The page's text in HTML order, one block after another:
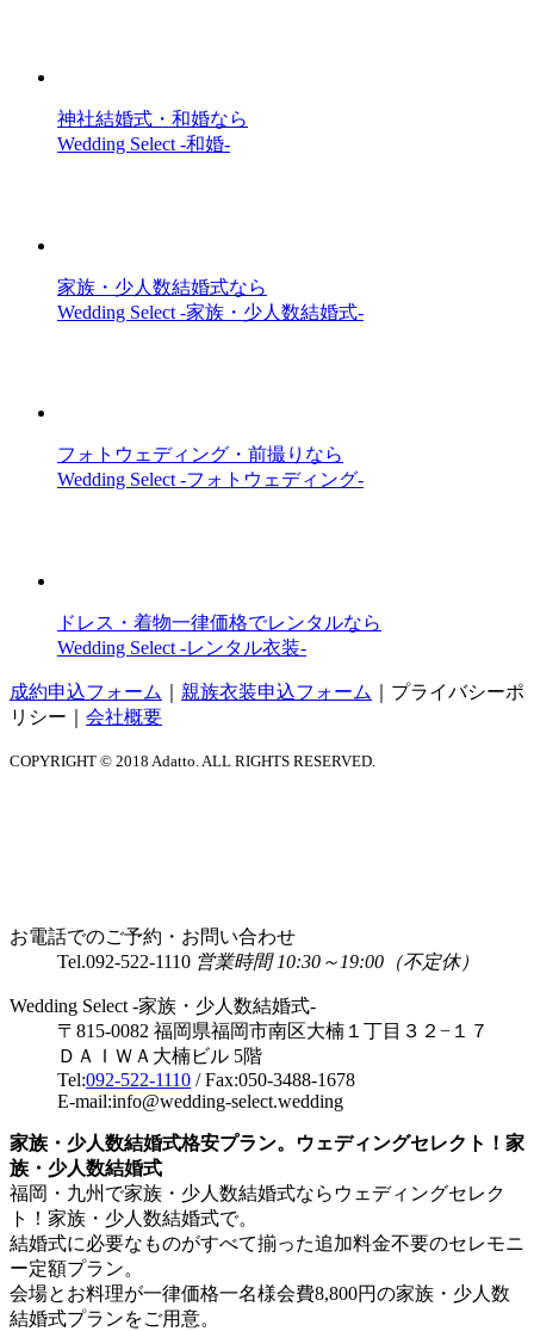
神社結婚式・和婚なら
Wedding Select -和婚-
家族・少人数結婚式なら
Wedding Select -家族・少人数結婚式-
フォトウェディング・前撮りなら
Wedding Select -フォトウェディング-
ドレス・着物一律価格でレンタルなら
Wedding Select -レンタル衣装-
成約申込フォーム 親族衣装申込フォーム
プライバシーポ
リシー
会社概要
COPYRIGHT © 2018 Adatto. ALL RIGHTS RESERVED.
お電話でのご予約・お問い合わせ
Tel.092-522-1110 営業時間 10:30～19:00（不定休）
Wedding Select -家族・少人数結婚式-
〒815-0082 福岡県福岡市南区大楠１丁目３２−１７
ＤＡＩＷＡ大楠ビル 5階
Tel:092-522-1110 / Fax:050-3488-1678
E-mail:info@wedding-select.wedding
家族・少人数結婚式格安プラン。ウェディングセレクト！家
族・少人数結婚式
福岡・九州で家族・少人数結婚式ならウェディングセレク
ト！家族・少人数結婚式で。
結婚式に必要なものがすべて揃った追加料金不要のセレモニ
ー定額プラン。
会場とお料理が一律価格一名様会費8,800円の家族・少人数
結婚式プランをご用意。